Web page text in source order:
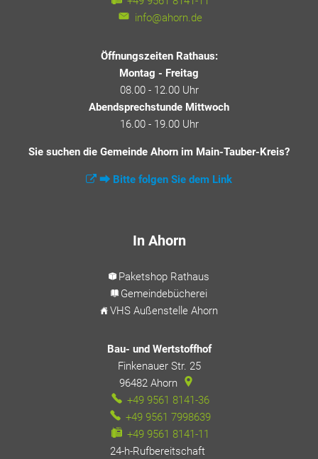
info@ahorn.de
Öffnungszeiten Rathaus:
Montag - Freitag
08.00 - 12.00 Uhr
Abendsprechstunde Mittwoch
16.00 - 19.00 Uhr
Sie suchen die Gemeinde Ahorn im Main-Tauber-Kreis?
⮕ Bitte folgen Sie dem Link
In Ahorn
Paketshop Rathaus
Gemeindebücherei
VHS Außenstelle Ahorn
Bau- und Wertstoffhof
Finkenauer Str. 25
96482 Ahorn
+49 9561 8141-36
+49 9561 7998639
+49 9561 8141-11
24-h-Rufbereitschaft